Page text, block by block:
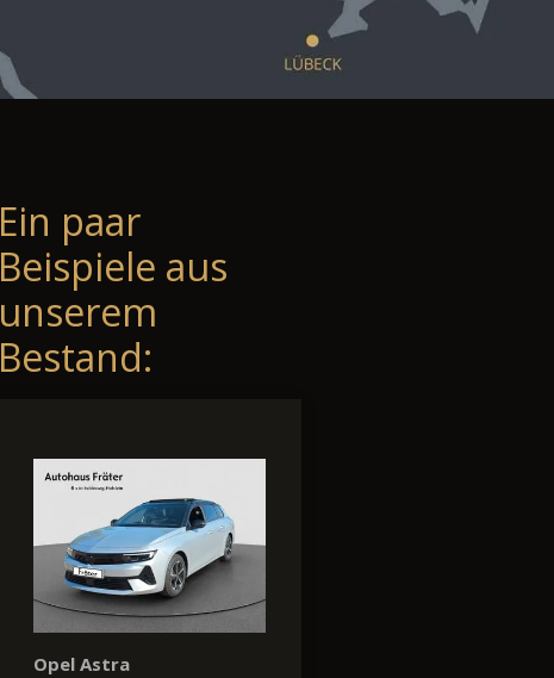
Ein paar
Beispiele aus
unserem
Bestand:
Opel Astra